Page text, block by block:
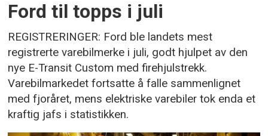
Ford til topps i juli
REGISTRERINGER: Ford ble landets mest
registrerte varebilmerke i juli, godt hjulpet av den
nye E-Transit Custom med firehjulstrekk.
Varebilmarkedet fortsatte å falle sammenlignet
med fjoråret, mens elektriske varebiler tok enda et
kraftig jafs i statistikken.